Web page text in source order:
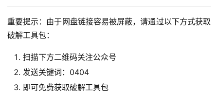
重要提示：由于网盘链接容易被屏蔽，请通过以下方式获取
破解工具包：
扫描下方二维码关注公众号
发送关键词：0404
即可免费获取破解工具包